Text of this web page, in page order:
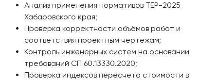
Анализ применения нормативов ТЕР-2025
Хабаровского края;
Проверка корректности объёмов работ и
соответствия проектным чертежам;
Контроль инженерных систем на основании
требований СП 60.13330.2020;
Проверка индексов пересчёта стоимости в